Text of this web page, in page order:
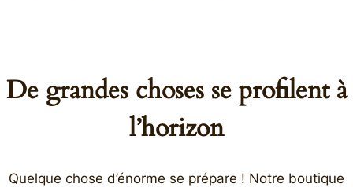
De grandes choses se profilent à
l’horizon
Quelque chose d’énorme se prépare ! Notre boutique